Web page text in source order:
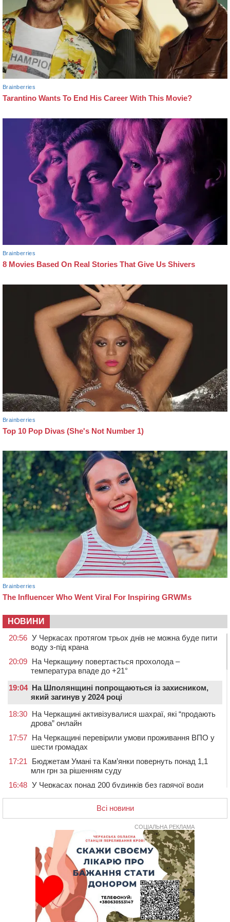
НОВИНИ
20:56 У Черкасах протягом трьох днів не можна буде пити
воду з-під крана
20:09 На Черкащину повертається прохолода –
температура впаде до +21°
19:04 На Шполянщині попрощаються із захисником,
який загинув у 2024 році
18:30 На Черкащині активізувалися шахраї, які “продають
дрова” онлайн
17:57 На Черкащині перевірили умови проживання ВПО у
шести громадах
17:21
Бюджетам Умані та Кам’янки повернуть понад 1,1
млн грн за рішенням суду
16:48 У Черкасах понад 200 будинків без гарячої води
На Звенигородщині провели в останню путь
загиблого на Херсонщині військового
Сьогодні ЛНЗ зустрінеться з “Карпатами” у Львові
Поблизу Умані нетверезий водій Jaguar протаранив
два автомобілі
У Черкасах попрощалися з матросом та
солдатом, які загинули на війні
У Жашкові чоловік погрожував людям гранатою і
зберігав вдома схрон боєприпасів
Всі новини
СОЦІАЛЬНА РЕКЛАМА